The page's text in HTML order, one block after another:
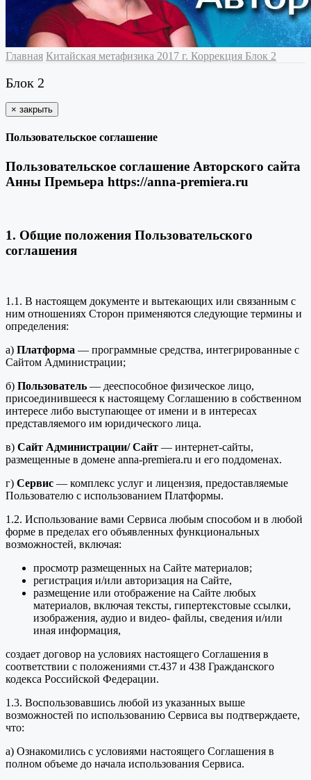
Главная Китайская метафизика 2017 г. Коррекция Блок 2
Блок 2
× закрыть
Пользовательское соглашение
Пользовательское соглашение Авторского сайта
Анны Премьера https://anna-premiera.ru
1. Общие положения Пользовательского
соглашения
1.1. В настоящем документе и вытекающих или связанным с
ним отношениях Сторон применяются следующие термины и
определения:
а) Платформа — программные средства, интегрированные с
Сайтом Администрации;
б) Пользователь — дееспособное физическое лицо,
присоединившееся к настоящему Соглашению в собственном
интересе либо выступающее от имени и в интересах
представляемого им юридического лица.
в) Сайт Администрации/ Сайт — интернет-сайты,
размещенные в домене anna-premiera.ru и его поддоменах.
г) Сервис — комплекс услуг и лицензия, предоставляемые
Пользователю с использованием Платформы.
1.2. Использование вами Сервиса любым способом и в любой
форме в пределах его объявленных функциональных
возможностей, включая:
просмотр размещенных на Сайте материалов;
регистрация и/или авторизация на Сайте,
размещение или отображение на Сайте любых
материалов, включая тексты, гипертекстовые ссылки,
изображения, аудио и видео- файлы, сведения и/или
иная информация,
создает договор на условиях настоящего Соглашения в
соответствии с положениями ст.437 и 438 Гражданского
кодекса Российской Федерации.
1.3. Воспользовавшись любой из указанных выше
возможностей по использованию Сервиса вы подтверждаете,
что:
а) Ознакомились с условиями настоящего Соглашения в
полном объеме до начала использования Сервиса.